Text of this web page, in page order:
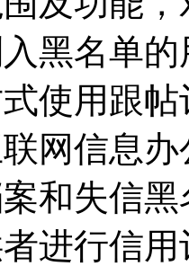
黑名单
使用跟
网信息
和失信
进行信用